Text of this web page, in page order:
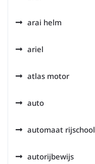
arai helm
ariel
atlas motor
auto
automaat rijschool
autorijbewijs